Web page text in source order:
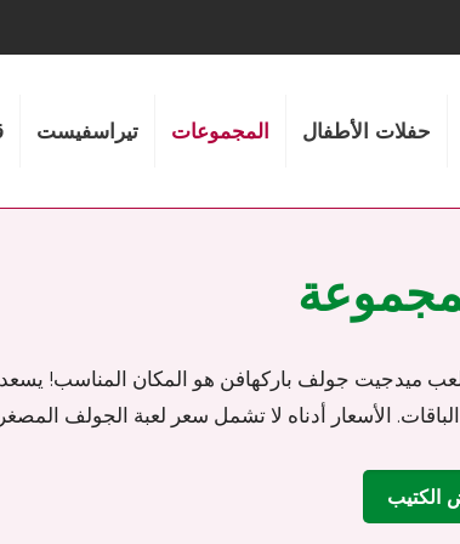
حفلات الأطفال المجموعات تيراسفيست
ميدجيت جولف باركهافن هو المكان المناسب!
الأسعار أدناه لا تشمل سعر لعبة الجولف
الكتيب